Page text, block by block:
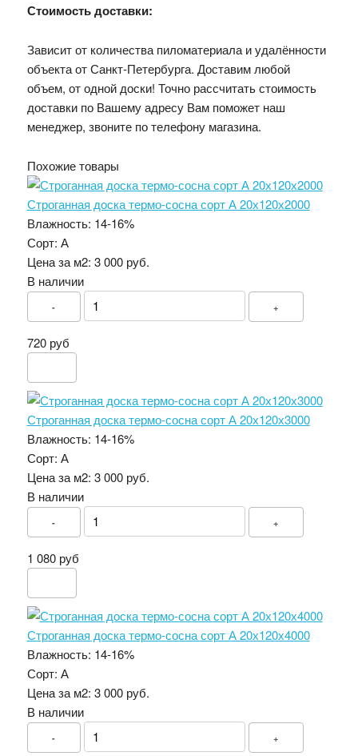
Стоимость доставки:
Зависит от количества пиломатериала и удалённости
объекта от Санкт-Петербурга. Доставим любой
объем, от одной доски! Точно рассчитать стоимость
доставки по Вашему адресу Вам поможет наш
менеджер, звоните по телефону магазина.
Похожие товары
Строганная доска термо-сосна сорт А 20х120х2000
Влажность: 14-16%
Сорт: А
Цена за м2: 3 000 руб.
В наличии
- +
720 руб
Строганная доска термо-сосна сорт А 20х120х3000
Влажность: 14-16%
Сорт: А
Цена за м2: 3 000 руб.
В наличии
- +
1 080 руб
Строганная доска термо-сосна сорт А 20х120х4000
Влажность: 14-16%
Сорт: А
Цена за м2: 3 000 руб.
В наличии
- +